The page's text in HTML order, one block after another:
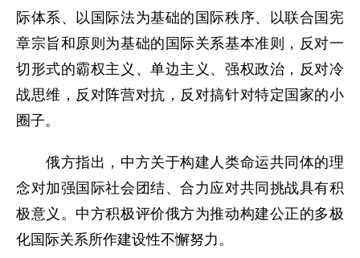
际体系、以国际法为基础的国际秩序、以联合国宪
章宗旨和原则为基础的国际关系基本准则，反对一
切形式的霸权主义、单边主义、强权政治，反对冷
战思维，反对阵营对抗，反对搞针对特定国家的小
圈子。
俄方指出，中方关于构建人类命运共同体的理
念对加强国际社会团结、合力应对共同挑战具有积
极意义。中方积极评价俄方为推动构建公正的多极
化国际关系所作建设性不懈努力。